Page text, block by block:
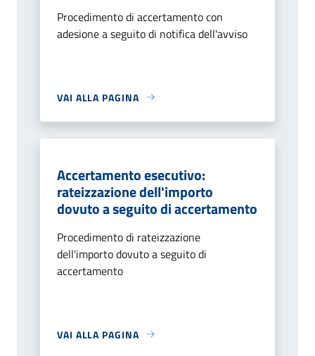
Procedimento di accertamento con
adesione a seguito di notifica dell'avviso
VAI ALLA PAGINA
Accertamento esecutivo:
rateizzazione dell'importo
dovuto a seguito di accertamento
Procedimento di rateizzazione
dell'importo dovuto a seguito di
accertamento
VAI ALLA PAGINA